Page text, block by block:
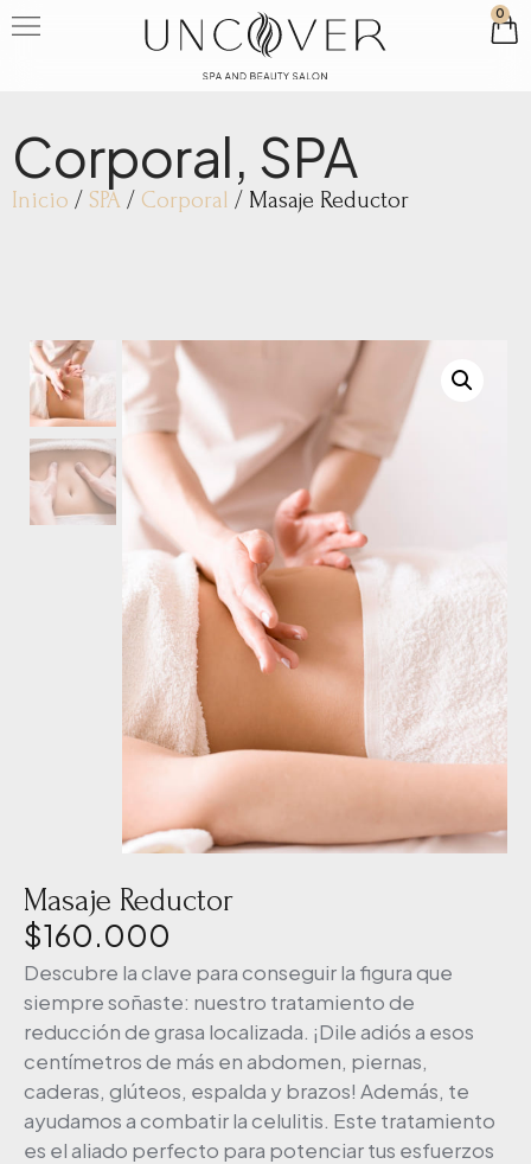
0
Corporal, SPA
Inicio / SPA / Corporal / Masaje Reductor
Masaje Reductor
$160.000
Descubre la clave para conseguir la figura que
siempre soñaste: nuestro tratamiento de
reducción de grasa localizada. ¡Dile adiós a esos
centímetros de más en abdomen, piernas,
caderas, glúteos, espalda y brazos! Además, te
ayudamos a combatir la celulitis. Este tratamiento
es el aliado perfecto para potenciar tus esfuerzos